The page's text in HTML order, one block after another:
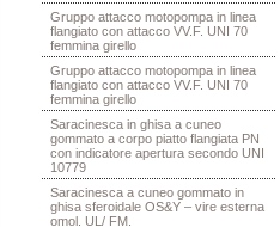
Gruppo attacco motopompa in linea
flangiato con attacco VV.F. UNI 70
femmina girello
Gruppo attacco motopompa in linea
flangiato con attacco VV.F. UNI 70
femmina girello
Saracinesca in ghisa a cuneo
gommato a corpo piatto flangiata PN
con indicatore apertura secondo UNI
10779
Saracinesca a cuneo gommato in
ghisa sferoidale OS&Y – vire esterna
omol. UL/ FM.